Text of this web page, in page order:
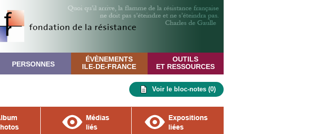
PERSONNES
ÉVÈNEMENTS
ILE-DE-FRANCE
OUTILS
ET RESSOURCES
Voir le bloc-notes (0)